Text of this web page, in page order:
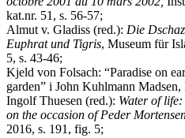
kat.nr. 51, s. 56-57;
Almut v. Gladiss (red.): Die
Euphrat und Tigris, Museum für
5, s. 43-46;
Kjeld von Folsach: “Paradise on
garden” i John Kuhlmann
Ingolf Thuesen (red.): Water of
on the occasion of Peder
2016, s. 191, fig. 5;